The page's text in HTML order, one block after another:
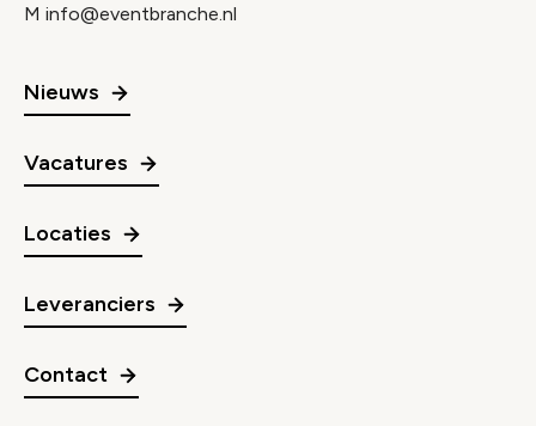
M info@eventbranche.nl
Nieuws
Vacatures
Locaties
Leveranciers
Contact